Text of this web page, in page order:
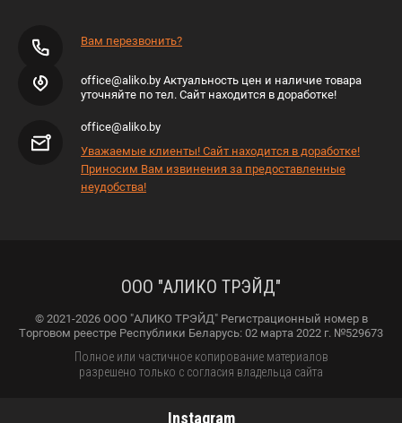
Вам перезвонить?
office@aliko.by Актуальность цен и наличие товара
уточняйте по тел. Сайт находится в доработке!
office@aliko.by
Уважаемые клиенты! Сайт находится в доработке!
Приносим Вам извинения за предоставленные
неудобства!
ООО "АЛИКО ТРЭЙД"
© 2021-2026 ООО "АЛИКО ТРЭЙД" Регистрационный номер в
Торговом реестре Республики Беларусь: 02 марта 2022 г. №529673
Полное или частичное копирование материалов
разрешено только с согласия владельца сайта
Instagram